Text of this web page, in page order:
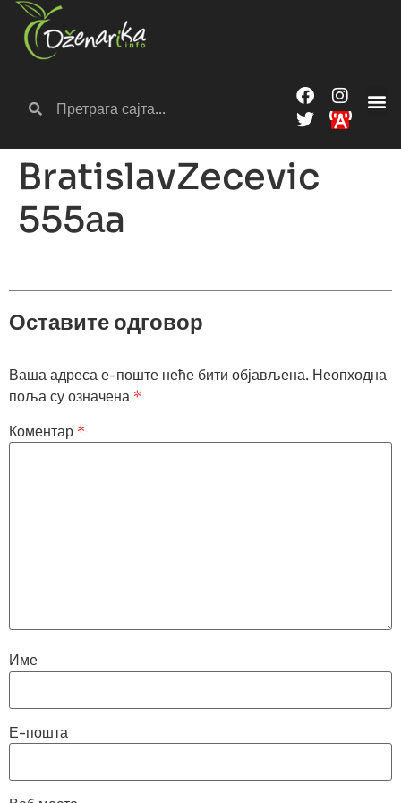
BratislavZecevic
555аa
Оставите одговор
Ваша адреса е-поште неће бити објављена. Неопходна
поља су означена *
Коментар *
Име
Е-пошта